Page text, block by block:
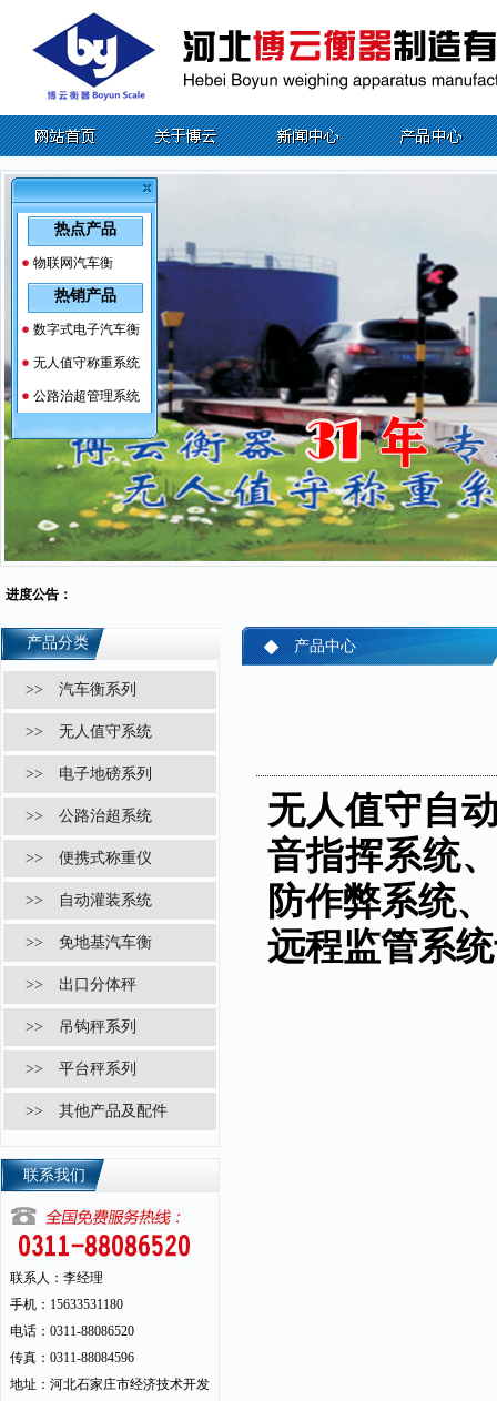
进度公告：
产品分类
>> 汽车衡系列
>> 无人值守系统
>> 电子地磅系列
>> 公路治超系统
>> 便携式称重仪
>> 自动灌装系统
>> 免地基汽车衡
>> 出口分体秤
>> 吊钩秤系列
>> 平台秤系列
>> 其他产品及配件
联系我们
联系人：李经理
手机：15633531180
电话：0311-88086520
传真：0311-88084596
地址：河北石家庄市经济技术开发
产品中心
无人值守自
音指挥系统
防作弊系统、
远程监管系
热点产品
物联网汽车衡
热销产品
数字式电子汽车衡
无人值守称重系统
公路治超管理系统